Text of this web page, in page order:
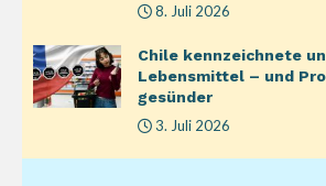
8. Juli 2026
Chile kennzeichnete
Lebensmittel – und
gesünder
3. Juli 2026